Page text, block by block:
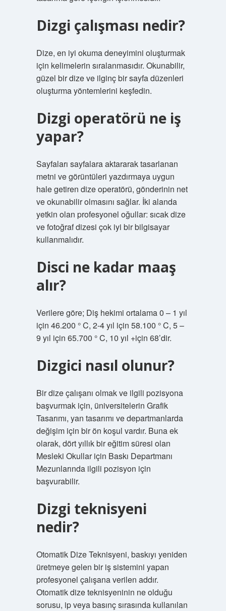
Dizgi çalışması nedir?
Dize, en iyi okuma deneyimini oluşturmak
için kelimelerin sıralanmasıdır. Okunabilir,
güzel bir dize ve ilginç bir sayfa düzenleri
oluşturma yöntemlerini keşfedin.
Dizgi operatörü ne iş
yapar?
Sayfaları sayfalara aktararak tasarlanan
metni ve görüntüleri yazdırmaya uygun
hale getiren dize operatörü, gönderinin net
ve okunabilir olmasını sağlar. İki alanda
yetkin olan profesyonel oğullar: sıcak dize
ve fotoğraf dizesi çok iyi bir bilgisayar
kullanmalıdır.
Disci ne kadar maaş
alır?
Verilere göre; Diş hekimi ortalama 0 – 1 yıl
için 46.200 ° C, 2-4 yıl için 58.100 ° C, 5 –
9 yıl için 65.700 ° C, 10 yıl +için 68’dir.
Dizgici nasıl olunur?
Bir dize çalışanı olmak ve ilgili pozisyona
başvurmak için, üniversitelerin Grafik
Tasarımı, yan tasarımı ve departmanlarda
değişim için bir ön koşul vardır. Buna ek
olarak, dört yıllık bir eğitim süresi olan
Mesleki Okullar için Baskı Departmanı
Mezunlarında ilgili pozisyon için
başvurabilir.
Dizgi teknisyeni
nedir?
Otomatik Dize Teknisyeni, baskıyı yeniden
üretmeye gelen bir iş sistemini yapan
profesyonel çalışana verilen addır.
Otomatik dize teknisyeninin ne olduğu
sorusu, ip veya basınç sırasında kullanılan